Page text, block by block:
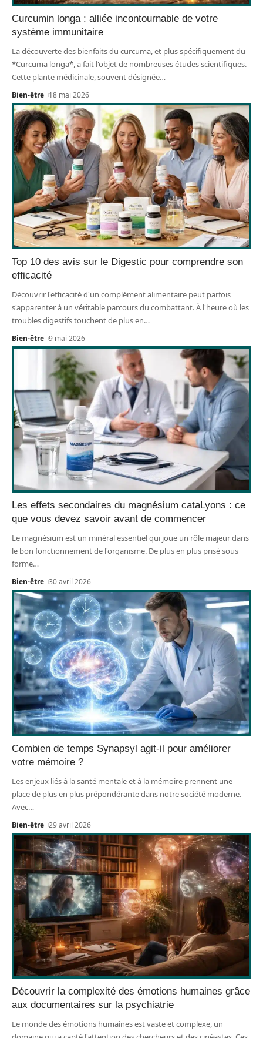
Curcumin longa : alliée incontournable de votre
système immunitaire
La découverte des bienfaits du curcuma, et plus spécifiquement du
*Curcuma longa*, a fait l'objet de nombreuses études scientifiques.
Cette plante médicinale, souvent désignée…
Bien-être 18 mai 2026
Top 10 des avis sur le Digestic pour comprendre son
efficacité
Découvrir l'efficacité d'un complément alimentaire peut parfois
s'apparenter à un véritable parcours du combattant. À l'heure où les
troubles digestifs touchent de plus en…
Bien-être 9 mai 2026
Les effets secondaires du magnésium cataLyons : ce
que vous devez savoir avant de commencer
Le magnésium est un minéral essentiel qui joue un rôle majeur dans
le bon fonctionnement de l'organisme. De plus en plus prisé sous
forme…
Bien-être 30 avril 2026
Combien de temps Synapsyl agit-il pour améliorer
votre mémoire ?
Les enjeux liés à la santé mentale et à la mémoire prennent une
place de plus en plus prépondérante dans notre société moderne.
Avec…
Bien-être 29 avril 2026
Découvrir la complexité des émotions humaines grâce
aux documentaires sur la psychiatrie
Le monde des émotions humaines est vaste et complexe, un